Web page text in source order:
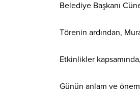
Belediye Başkanı
Törenin ardından,
Etkinlikler
Günün anlam ve